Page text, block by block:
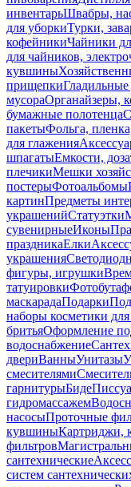
инвентарьШвабры,
для уборкиТурки,
кофейникиЧайники
для чайников,
кувшины
прищепкиГладильные
мусораОрганайзеры,
бумажные полотенца
пакетыФольга,
для глажения
шпагатыЕмкости,
плечикиМешки
постерыФотоальбомы
картинПредметы
украшенийСтатуэтки
сувенирныеИконы
праздникаЕлки
украшения
фигуры, игрушки
татуировки
маскарадаПодарки
наборы косметики
бритьяОформление
водоснабжение
двериВанныУнитазы
смесителями
гарнитурыБиде
гидромассажем
насосыПроточные
кувшиныКартриджи,
фильтров
сантехнические
систем